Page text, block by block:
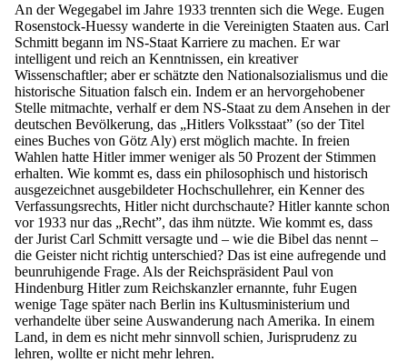
An der Wegegabel im Jahre 1933 trennten sich die Wege. Eugen
Rosenstock-Huessy wanderte in die Vereinigten Staaten aus. Carl
Schmitt begann im NS-Staat Karriere zu machen. Er war
intelligent und reich an Kenntnissen, ein kreativer
Wissenschaftler; aber er schätzte den Nationalsozialismus und die
historische Situation falsch ein. Indem er an hervorgehobener
Stelle mitmachte, verhalf er dem NS-Staat zu dem Ansehen in der
deutschen Bevölkerung, das „Hitlers Volksstaat” (so der Titel
eines Buches von Götz Aly) erst möglich machte. In freien
Wahlen hatte Hitler immer weniger als 50 Prozent der Stimmen
erhalten. Wie kommt es, dass ein philosophisch und historisch
ausgezeichnet ausgebildeter Hochschullehrer, ein Kenner des
Verfassungsrechts, Hitler nicht durchschaute? Hitler kannte schon
vor 1933 nur das „Recht”, das ihm nützte. Wie kommt es, dass
der Jurist Carl Schmitt versagte und – wie die Bibel das nennt –
die Geister nicht richtig unterschied? Das ist eine aufregende und
beunruhigende Frage. Als der Reichspräsident Paul von
Hindenburg Hitler zum Reichskanzler ernannte, fuhr Eugen
wenige Tage später nach Berlin ins Kultusministerium und
verhandelte über seine Auswanderung nach Amerika. In einem
Land, in dem es nicht mehr sinnvoll schien, Jurisprudenz zu
lehren, wollte er nicht mehr lehren.